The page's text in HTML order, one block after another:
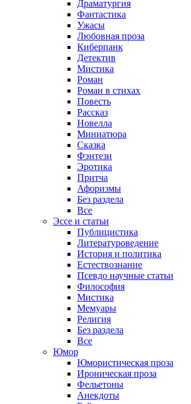
Драматургия
Фантастика
Ужасы
Любовная проза
Киберпанк
Детектив
Мистика
Роман
Роман в стихах
Повесть
Рассказ
Новелла
Миниатюра
Сказка
Фэнтези
Эротика
Притча
Афоризмы
Без раздела
Все
Эссе и статьи
Публицистика
Литературоведение
История и политика
Естествознание
Псевдо научные статьи
Философия
Мистика
Мемуары
Религия
Без раздела
Все
Юмор
Юмористическая проза
Ироническая проза
Фельетоны
Анекдоты